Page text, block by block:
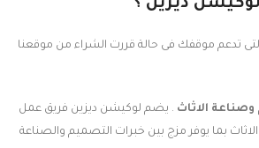
ديزين ؟
تدعم موقفك فى حالة قررت الشراء من موقعنا
الاثاث . يضم لوكيشن ديزين فريق عمل
بما يوفر مزج بين خبرات التصميم والصناعة